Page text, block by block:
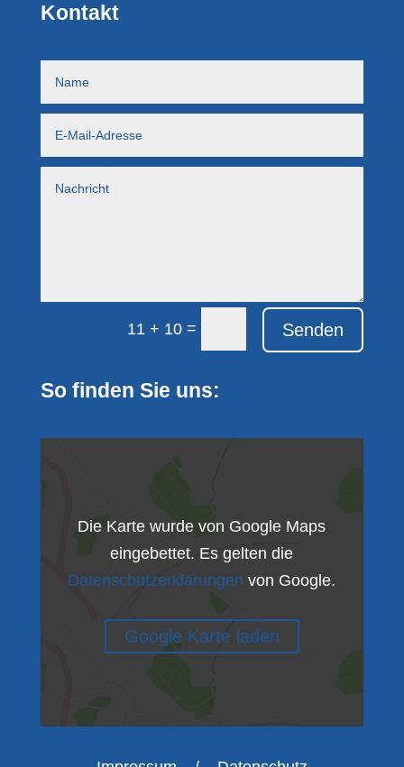
Kontakt
11 + 10 = Senden
So finden Sie uns:
Die Karte wurde von Google Maps
eingebettet. Es gelten die
Datenschutzerklärungen von Google.
Google Karte laden